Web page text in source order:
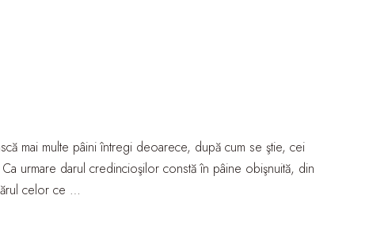
mai multe pâini întregi deoarece, după cum se ştie, cei
urmare darul credincioşilor constă în pâine obişnuită, din
celor ce …